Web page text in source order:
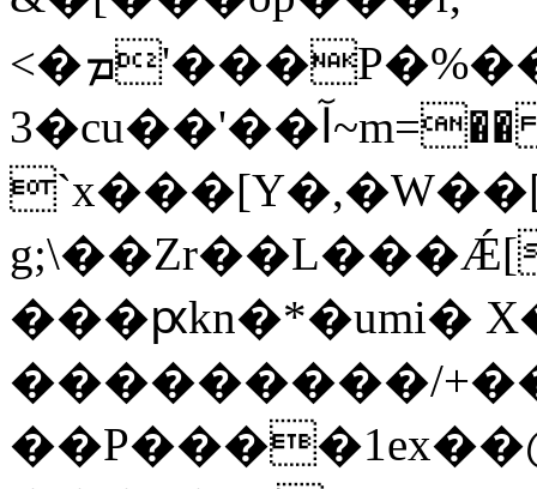
<�ܡ'���P�%��5M��xi��⚧w.����\y-
3�cu��'��آ~m=�� �)
���ԗkn�*�umi�
���������/